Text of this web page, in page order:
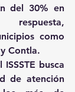
del 30% en
como
Contla.
busca
de atención